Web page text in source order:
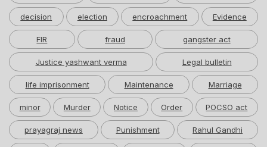
decision election encroachment Evidence
FIR fraud gangster act
Justice yashwant verma Legal bulletin
life imprisonment Maintenance Marriage
minor Murder Notice Order POCSO act
prayagraj news Punishment Rahul Gandhi